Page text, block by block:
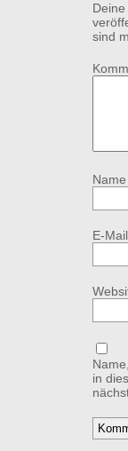
sind
Name
E-
in